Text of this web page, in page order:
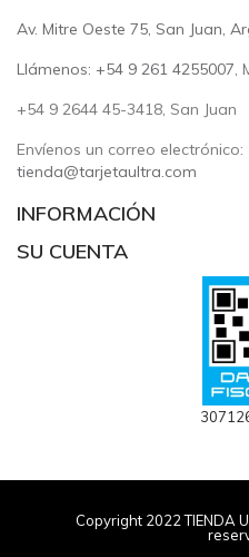
Av. Mitre Oeste 75, San Juan,
Llámenos: +54 9 261 4255007,
+54 9 2644 45-3418, San Juan
Envíenos un correo electrónico:
tienda@tarjetaultra.com
INFORMACIÓN
SU CUENTA
Copyright 2022 TIENDA